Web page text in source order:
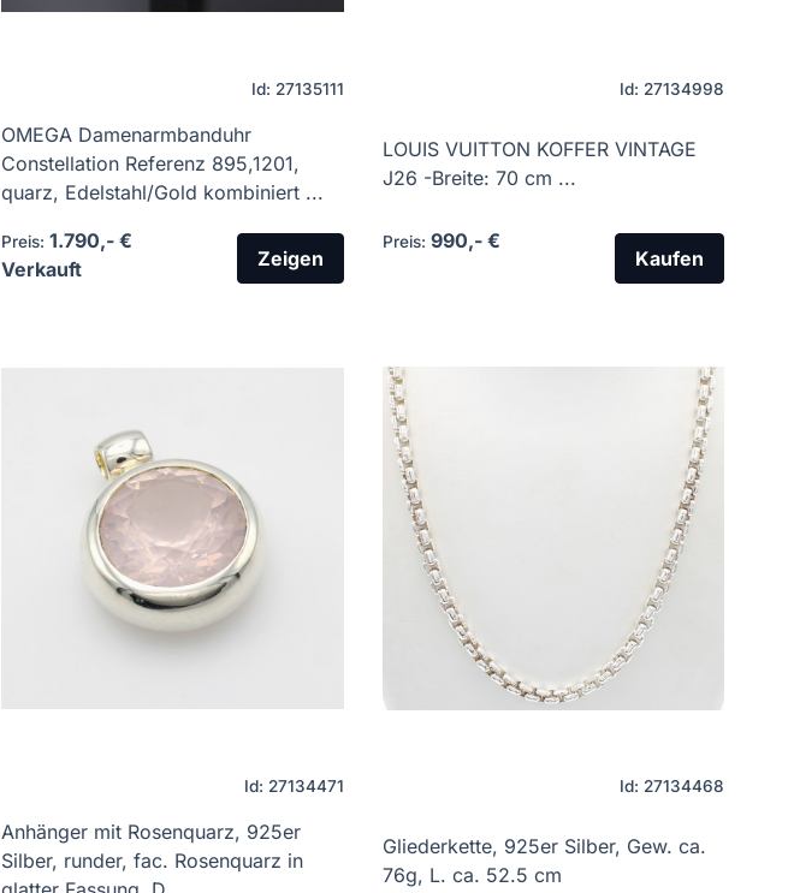
Id: 27135111
OMEGA Damenarmbanduhr
Constellation Referenz 895,1201,
quarz, Edelstahl/Gold kombiniert ...
Preis: 1.790,- €
Verkauft
Zeigen
Id: 27134998
LOUIS VUITTON KOFFER VINTAGE
J26 -Breite: 70 cm ...
Preis: 990,- €
Kaufen
Id: 27134471
Anhänger mit Rosenquarz, 925er
Silber, runder, fac. Rosenquarz in
Id: 27134468
Gliederkette, 925er Silber, Gew. ca.
76g, L. ca. 52.5 cm